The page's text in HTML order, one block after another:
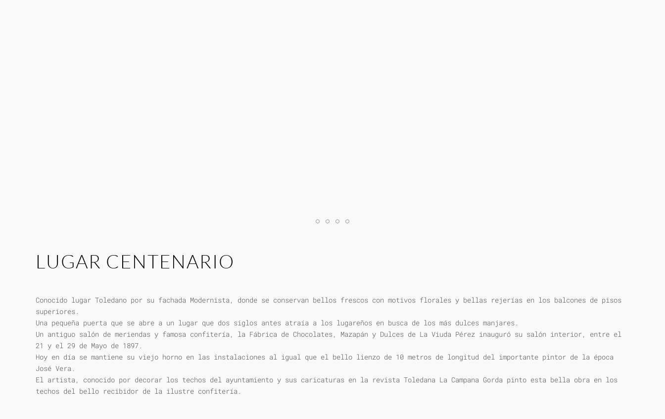
LUGAR CENTENARIO
Conocido lugar Toledano por su fachada Modernista, donde se conservan bellos frescos con motivos florales y bellas rejerías en los balcones de pisos
superiores.
Una pequeña puerta que se abre a un lugar que dos siglos antes atraía a los lugareños en busca de los más dulces manjares.
Un antiguo salón de meriendas y famosa confitería, la Fábrica de Chocolates, Mazapán y Dulces de La Viuda Pérez inauguró su salón interior, entre el
21 y el 29 de Mayo de 1897.
Hoy en día se mantiene su viejo horno en las instalaciones al igual que el bello lienzo de 10 metros de longitud del importante pintor de la época
José Vera.
El artista, conocido por decorar los techos del ayuntamiento y sus caricaturas en la revista Toledana La Campana Gorda pinto esta bella obra en los
techos del bello recibidor de la ilustre confitería.